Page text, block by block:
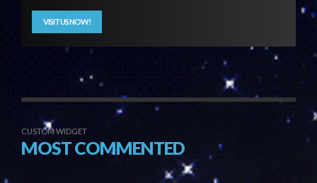
VISIT US NOW!
CUSTOM WIDGET
MOST COMMENTED